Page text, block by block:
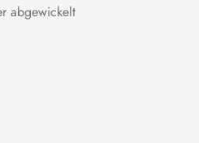
abgewickelt